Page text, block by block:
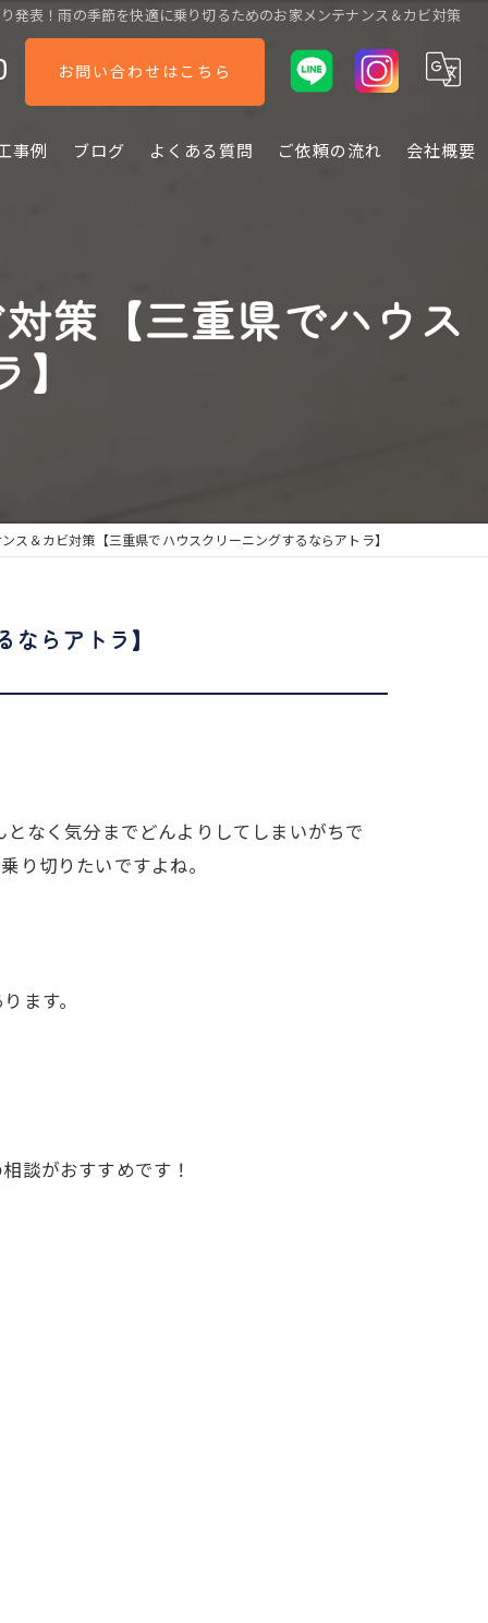
発表！雨の季節を快適に乗り切るためのお家メンテナンス＆カビ対策
お問い合わせはこちら
事例 ブログ よくある質問 ご依頼の流れ 会社概要
策【三重県でハウス
ス＆カビ対策【三重県でハウスクリーニングするならアトラ】
らアトラ】
なく気分までどんよりしてしまいがちで
り切りたいですよね。
ます。
談がおすすめです！